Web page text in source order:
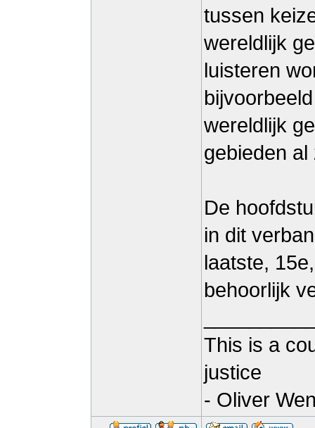
tussen
wereldlijk
luisteren
wereldlijk
gebieden
De
in dit
laatste,
behoorlijk
This is a
justice
- Oliver